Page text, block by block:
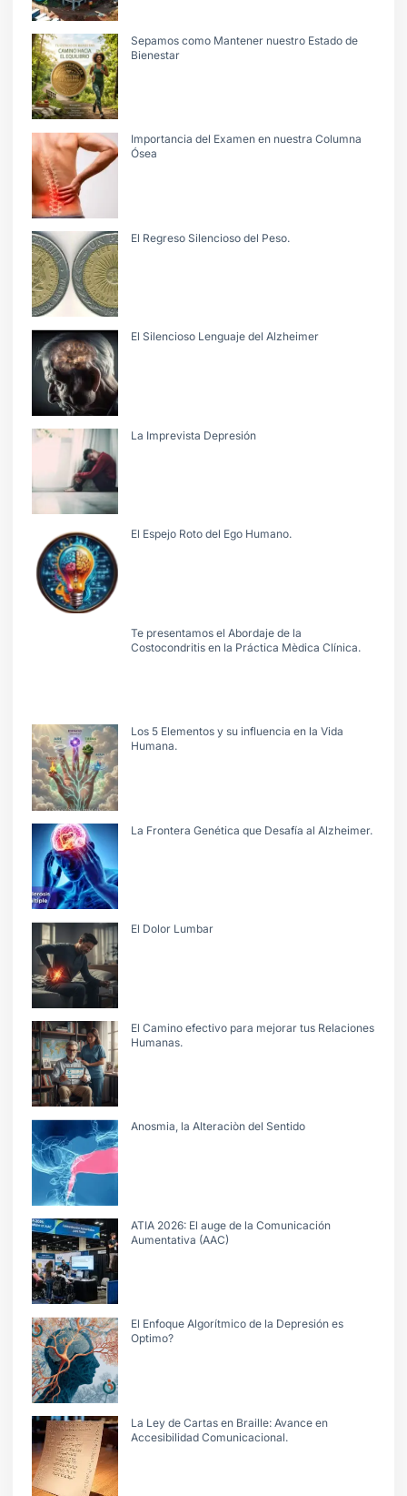
Sepamos como Mantener nuestro Estado de
Bienestar
Importancia del Examen en nuestra Columna
Ósea
El Regreso Silencioso del Peso.
El Silencioso Lenguaje del Alzheimer
La Imprevista Depresión
El Espejo Roto del Ego Humano.
Te presentamos el Abordaje de la
Costocondritis en la Práctica Mèdica Clínica.
Los 5 Elementos y su influencia en la Vida
Humana.
La Frontera Genética que Desafía al Alzheimer.
El Dolor Lumbar
El Camino efectivo para mejorar tus Relaciones
Humanas.
Anosmia, la Alteraciòn del Sentido
ATIA 2026: El auge de la Comunicación
Aumentativa (AAC)
El Enfoque Algorítmico de la Depresión es
Optimo?
La Ley de Cartas en Braille: Avance en
Accesibilidad Comunicacional.